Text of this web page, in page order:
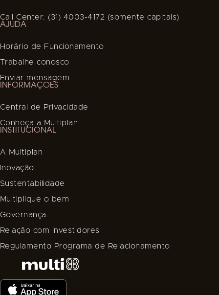
Call Center: (31) 4003-4172 (somente capitais)
AJUDA
Horário de Funcionamento
Trabalhe conosco
Enviar mensagem
INFORMAÇÕES
Central de Privacidade
Conheça a Multiplan
INSTITUCIONAL
A Multiplan
Inovação
Sustentabilidade
Multiplique o bem
Governança
Relação com investidores
Regulamento Programa de Relacionamento